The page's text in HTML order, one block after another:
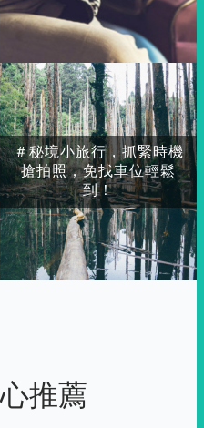
＃秘境小旅行，抓緊時機
搶拍照，免找車位輕鬆
到！
推薦